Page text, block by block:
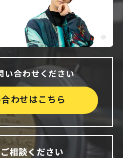
い合わせください
わせはこちら